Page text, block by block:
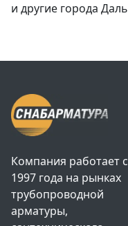
и другие города
Компания работает с
1997 года на рынках
трубопроводной
арматуры,